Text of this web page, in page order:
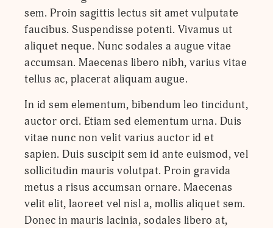
sem. Proin sagittis lectus sit amet vulputate
faucibus. Suspendisse potenti. Vivamus ut
aliquet neque. Nunc sodales a augue vitae
accumsan. Maecenas libero nibh, varius vitae
tellus ac, placerat aliquam augue.
In id sem elementum, bibendum leo tincidunt,
auctor orci. Etiam sed elementum urna. Duis
vitae nunc non velit varius auctor id et
sapien. Duis suscipit sem id ante euismod, vel
sollicitudin mauris volutpat. Proin gravida
metus a risus accumsan ornare. Maecenas
velit elit, laoreet vel nisl a, mollis aliquet sem.
Donec in mauris lacinia, sodales libero at,